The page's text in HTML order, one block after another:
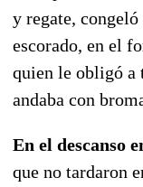
y regate,
escorado, en el
quien le obligó a
andaba con
En el descanso
que no tardaron